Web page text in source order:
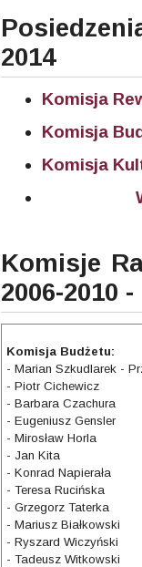
2014
Komisja
Komisja
Komisja
Komisje
2006-2010
Komisja Budżetu:
- Marian Szkudlarek -
- Piotr Cichewicz
- Barbara Czachura
- Eugeniusz Gensler
- Mirosław Horla
- Jan Kita
- Konrad Napierała
- Teresa Rucińska
- Grzegorz Taterka
- Mariusz Białkowski
- Ryszard Wiczyński
- Tadeusz Witkowski